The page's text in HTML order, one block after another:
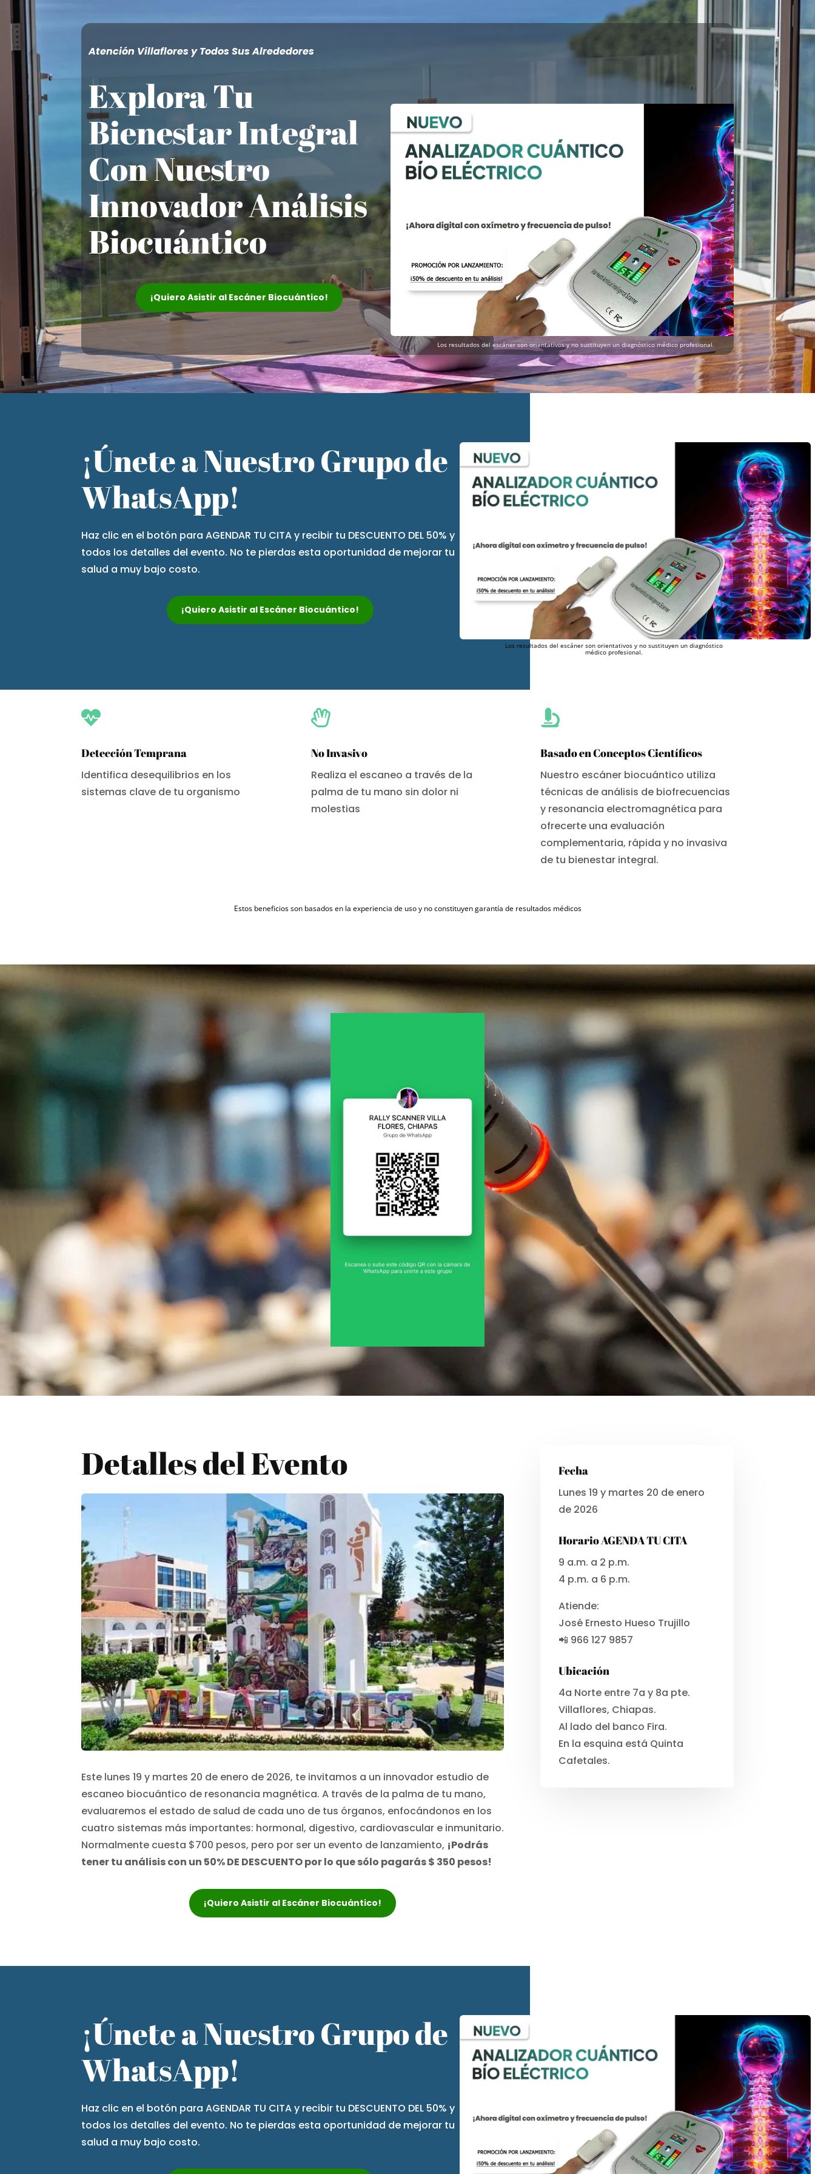
Atención Villaflores y Todos Sus Alrededores
Explora Tu
Bienestar Integral
Con Nuestro
Innovador Análisis
Biocuántico
¡Quiero Asistir al Escáner Biocuántico!
Los resultados del escáner son orientativos y no sustituyen un diagnóstico médico profesional.
¡Únete a Nuestro Grupo de
WhatsApp!
Haz clic en el botón para AGENDAR TU CITA y recibir tu DESCUENTO DEL 50% y
todos los detalles del evento. No te pierdas esta oportunidad de mejorar tu
salud a muy bajo costo.
¡Quiero Asistir al Escáner Biocuántico!
Los resultados del escáner son orientativos y no sustituyen un diagnóstico
médico profesional.

Detección Temprana
Identifica desequilibrios en los
sistemas clave de tu organismo

No Invasivo
Realiza el escaneo a través de la
palma de tu mano sin dolor ni
molestias

Basado en Conceptos Científicos
Nuestro escáner biocuántico utiliza
técnicas de análisis de biofrecuencias
y resonancia electromagnética para
ofrecerte una evaluación
complementaria, rápida y no invasiva
de tu bienestar integral.
Estos beneficios son basados en la experiencia de uso y no constituyen garantía de resultados médicos
Detalles del Evento
Este lunes 19 y martes 20 de enero de 2026, te invitamos a un innovador estudio de
escaneo biocuántico de resonancia magnética. A través de la palma de tu mano,
evaluaremos el estado de salud de cada uno de tus órganos, enfocándonos en los
cuatro sistemas más importantes: hormonal, digestivo, cardiovascular e inmunitario.
Normalmente cuesta $700 pesos, pero por ser un evento de lanzamiento, ¡Podrás
tener tu análisis con un 50% DE DESCUENTO por lo que sólo pagarás $ 350 pesos!
¡Quiero Asistir al Escáner Biocuántico!
Fecha
Lunes 19 y martes 20 de enero
de 2026
Horario AGENDA TU CITA
9 a.m. a 2 p.m.
4 p.m. a 6 p.m.
Atiende:
José Ernesto Hueso Trujillo
📲 966 127 9857
Ubicación
4a Norte entre 7a y 8a pte.
Villaflores, Chiapas.
Al lado del banco Fira.
En la esquina está Quinta
Cafetales.
¡Únete a Nuestro Grupo de
WhatsApp!
Haz clic en el botón para AGENDAR TU CITA y recibir tu DESCUENTO DEL 50% y
todos los detalles del evento. No te pierdas esta oportunidad de mejorar tu
salud a muy bajo costo.